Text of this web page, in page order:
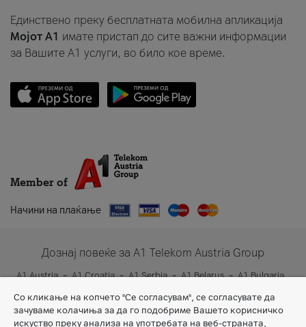
Единствено преку бесплатната мобилна апликација
Мојот A1 имате пристап до сите важни информации
за Вашите A1 услуги, во било кое време.
Member of
Начини на плаќање
Дознај повеќе за A1 Telekom Austria Group
A1 Austria A1 Croatia A1 Serbia A1 Belarus
A1 Bulgaria
Со кликање на копчето "Се согласувам", се согласувате да
зачуваме колачиња за да го подобриме Вашето корисничко
искуство преку анализа на употребата на веб-страната,